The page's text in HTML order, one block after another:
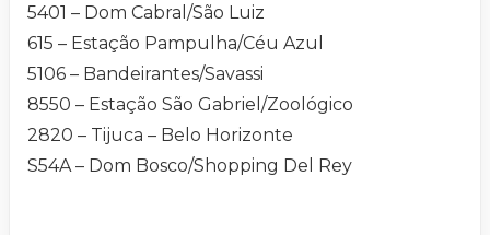
5401 – Dom Cabral/São Luiz
615 – Estação Pampulha/Céu Azul
5106 – Bandeirantes/Savassi
8550 – Estação São Gabriel/Zoológico
2820 – Tijuca – Belo Horizonte
S54A – Dom Bosco/Shopping Del Rey